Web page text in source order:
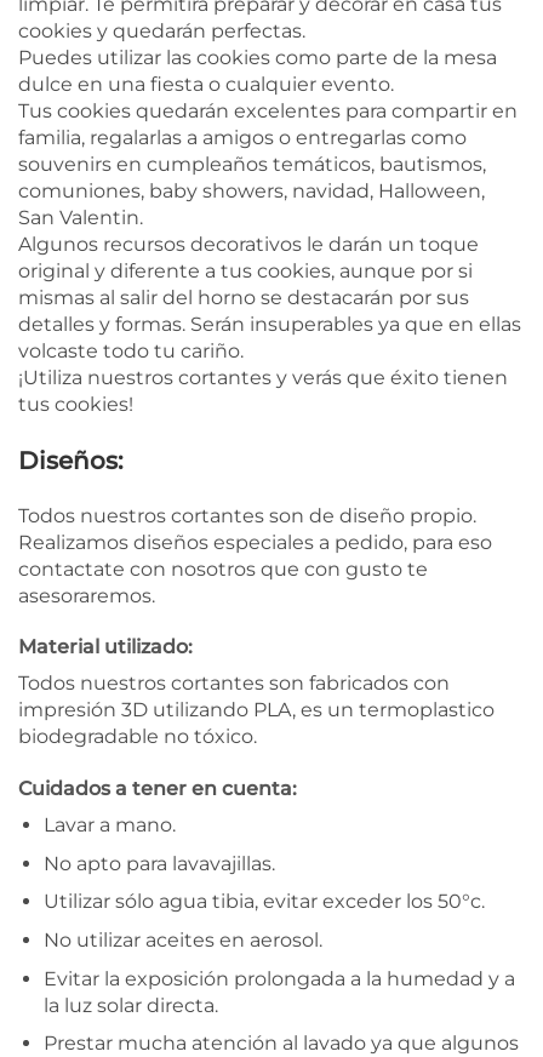
cookies y quedarán perfectas.
Puedes utilizar las cookies como parte de la mesa
dulce en una fiesta o cualquier evento.
Tus cookies quedarán excelentes para compartir en
familia, regalarlas a amigos o entregarlas como
souvenirs en cumpleaños temáticos, bautismos,
comuniones, baby showers, navidad, Halloween,
San Valentin.
Algunos recursos decorativos le darán un toque
original y diferente a tus cookies, aunque por si
mismas al salir del horno se destacarán por sus
detalles y formas. Serán insuperables ya que en ellas
volcaste todo tu cariño.
¡Utiliza nuestros cortantes y verás que éxito tienen
tus cookies!
Diseños:
Todos nuestros cortantes son de diseño propio.
Realizamos diseños especiales a pedido, para eso
contactate con nosotros que con gusto te
asesoraremos.
Material utilizado:
Todos nuestros cortantes son fabricados con
impresión 3D utilizando PLA, es un termoplastico
biodegradable no tóxico.
Cuidados a tener en cuenta:
Lavar a mano.
No apto para lavavajillas.
Utilizar sólo agua tibia, evitar exceder los 50°c.
No utilizar aceites en aerosol.
Evitar la exposición prolongada a la humedad y a
la luz solar directa.
Prestar mucha atención al lavado ya que algunos